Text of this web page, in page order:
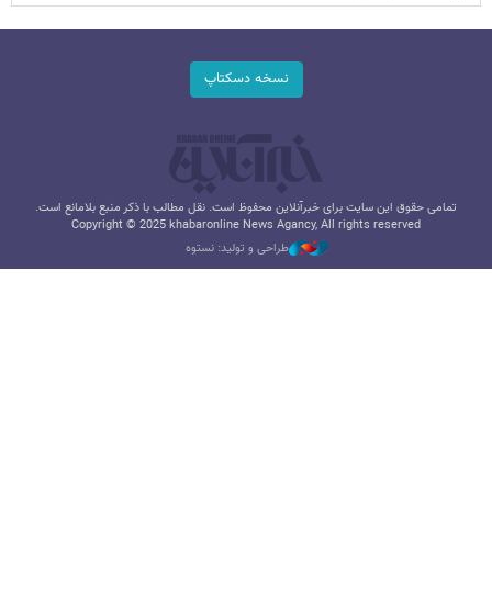
نسخه دسکتاپ
تمامی حقوق این سایت برای خبرآنلاین محفوظ است. نقل مطالب با ذکر منبع بلامانع است.
Copyright © 2025 khabaronline News Agancy, All rights reserved
طراحی و تولید: نستوه